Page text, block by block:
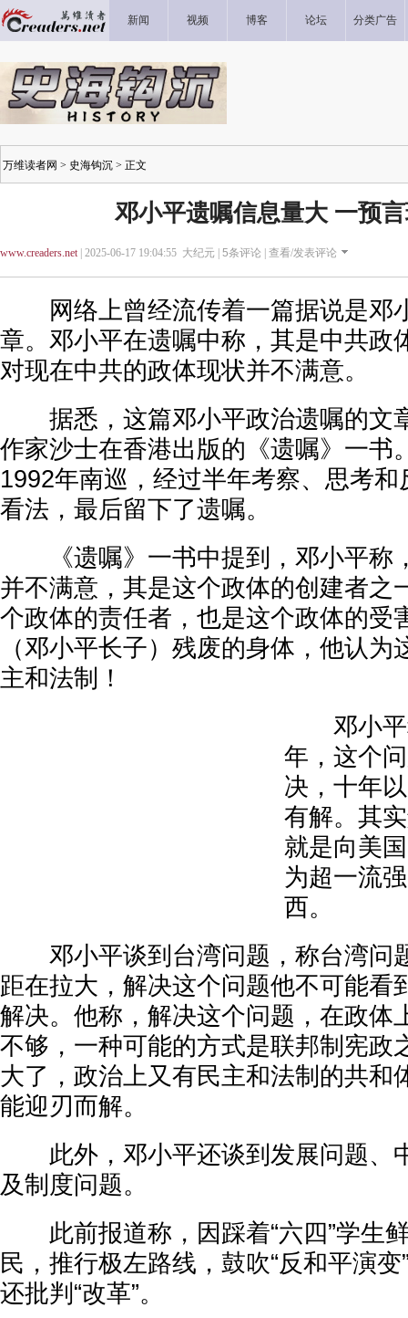
新闻 视频 博客 论坛 分类广告
万维读者网 > 史海钩沉 > 正文
邓小平遗嘱信息量大 一预
www.creaders.net| 2025-06-17 19:04:55 大纪元 | 5条评论 | 查看/发表评论
网络上曾经流传着一篇据说是邓
章。邓小平在遗嘱中称，其是中共政
对现在中共的政体现状并不满意。
据悉，这篇邓小平政治遗嘱的文
作家沙士在香港出版的《遗嘱》一书
1992年南巡，经过半年考察、思考
看法，最后留下了遗嘱。
《遗嘱》一书中提到，邓小平称
并不满意，其是这个政体的创建者之
个政体的责任者，也是这个政体的受
（邓小平长子）残废的身体，他认
主和法制！
邓小平
年，这个
决，十年
有解。其
就是向美
为超一流
西。
邓小平谈到台湾问题，称台湾问
距在拉大，解决这个问题他不可能看
解决。他称，解决这个问题，在政体
不够，一种可能的方式是联邦制宪政
大了，政治上又有民主和法制的共和
能迎刃而解。
此外，邓小平还谈到发展问题、
及制度问题。
此前报道称，因踩着“六四”学生
民，推行极左路线，鼓吹“反和平演变
还批判“改革”。